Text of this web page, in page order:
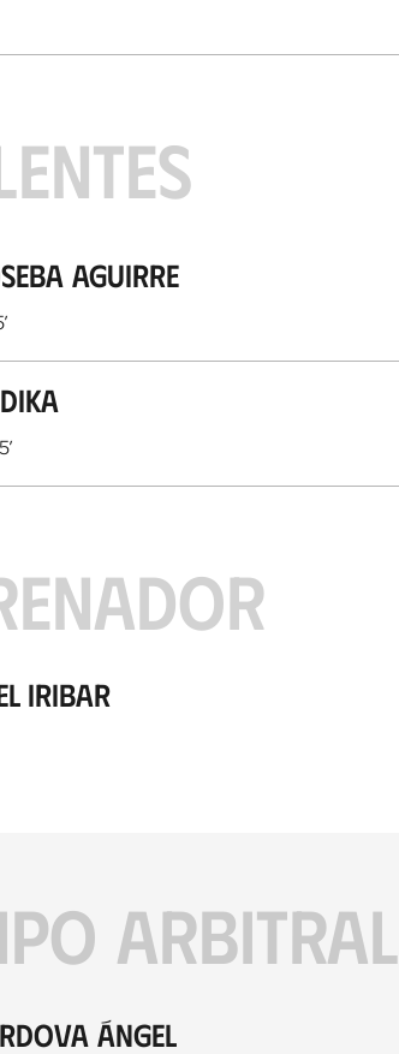
Aguirre
’
’
Iribar
ARBITRAL
Ángel